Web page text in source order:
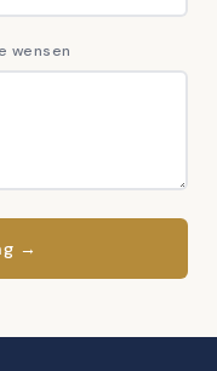
wensen
→